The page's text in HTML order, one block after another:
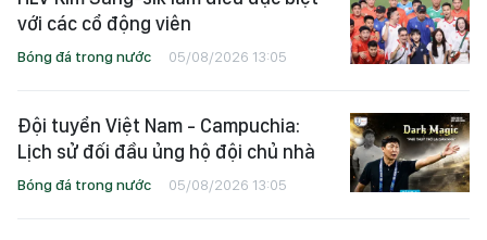
với các cổ động viên
Bóng đá trong nước 05/08/2026 13:05
Đội tuyển Việt Nam - Campuchia:
Lịch sử đối đầu ủng hộ đội chủ nhà
Bóng đá trong nước 05/08/2026 13:05